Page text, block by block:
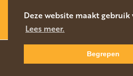
Deze website maakt gebruik
Lees meer.
Begrepen
WEBSITE DOOR
Waar kunnen we u mee